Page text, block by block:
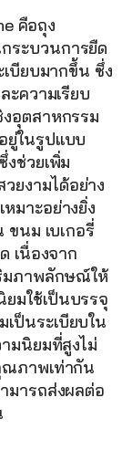
คือถุง
ระบวนการยืด
เบียบมากขึ้น ซึ่ง
ะความเรียบ
อุตสาหกรรม
ยู่ในรูปแบบ
งช่วยเพิ่ม
ยงามได้อย่าง
มาะอย่างยิ่ง
ขนม เบเกอรี่
เนื่องจาก
มภาพลักษณ์ให้
มใช้เป็นบรรจุ
ป็นระเบียบใน
มนิยมที่สูงไม่
ณภาพเท่ากัน
มารถส่งผลต่อ